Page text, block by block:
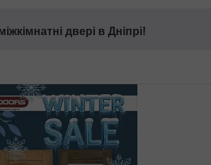
двері в Дніпрі!